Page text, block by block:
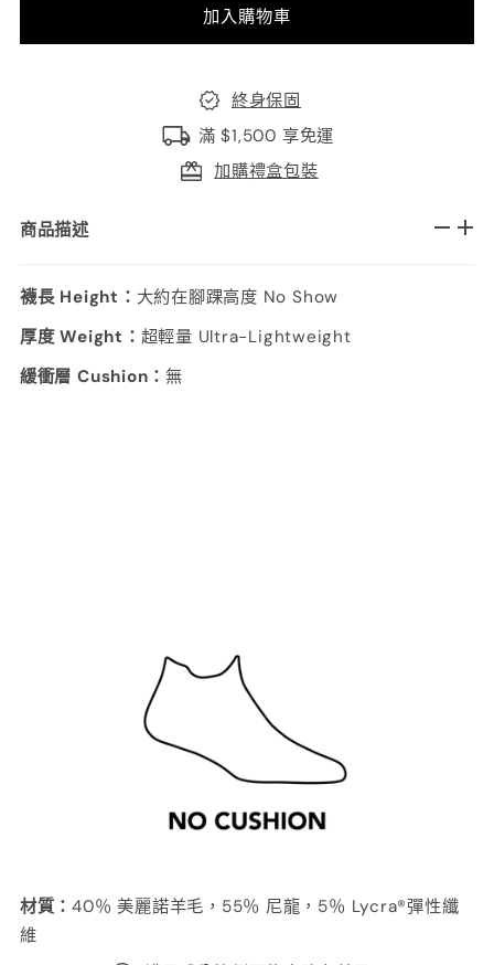
終身保固
滿 $1,500 享免運
加購禮盒包裝
商品描述
襪長 Height： 大約在腳踝高度 No Show
厚度 Weight： 超輕量 Ultra-Lightweight
緩衝層 Cushion：無
材質 ：40％ 美麗諾羊毛，55％ 尼龍，5％ Lycra®彈性纖
維